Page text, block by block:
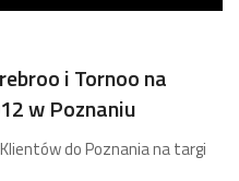
i Tornoo na
w Poznaniu
do Poznania na targi